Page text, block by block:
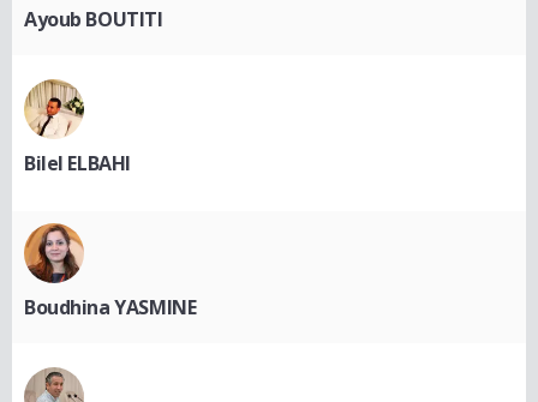
Ayoub BOUTITI
Bilel ELBAHI
Boudhina YASMINE